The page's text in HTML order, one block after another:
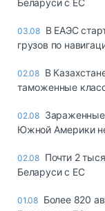
Беларуси с ЕС
03.08 В ЕАЭС
грузов по
02.08 В
таможенные
02.08 Зараженные
Южной Америки
02.08 Почти 2
Беларуси с ЕС
01.08 Более 820